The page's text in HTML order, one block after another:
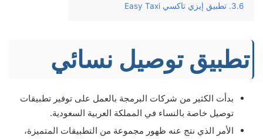
تطبيق إيزي تاكسي Easy Taxi
تطبيق توصيل نسائي
بدأت الكثير من شركات البرمجة بالعمل على توفير تطبيقات
توصيل خاصة بالنساء في المملكة العربية السعودية.
الأمر الذي نتج عنه ظهور مجموعة من التطبيقات المتميزة،